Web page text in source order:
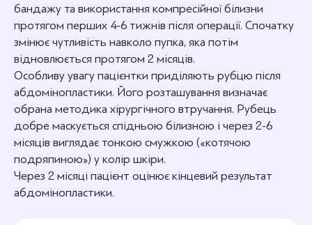
бандажу та використання компресійної білизни
протягом перших 4-6 тижнів після операції. Спочатку
змінює чутливість навколо пупка, яка потім
відновлюється протягом 2 місяців.
Особливу увагу пацієнтки приділяють рубцю після
абдомінопластики. Його розташування визначає
обрана методика хірургічного втручання. Рубець
добре маскується спідньою білизною і через 2-6
місяців виглядає тонкою смужкою («котячою
подряпиною») у колір шкіри.
Через 2 місяці пацієнт оцінює кінцевий результат
абдомінопластики.